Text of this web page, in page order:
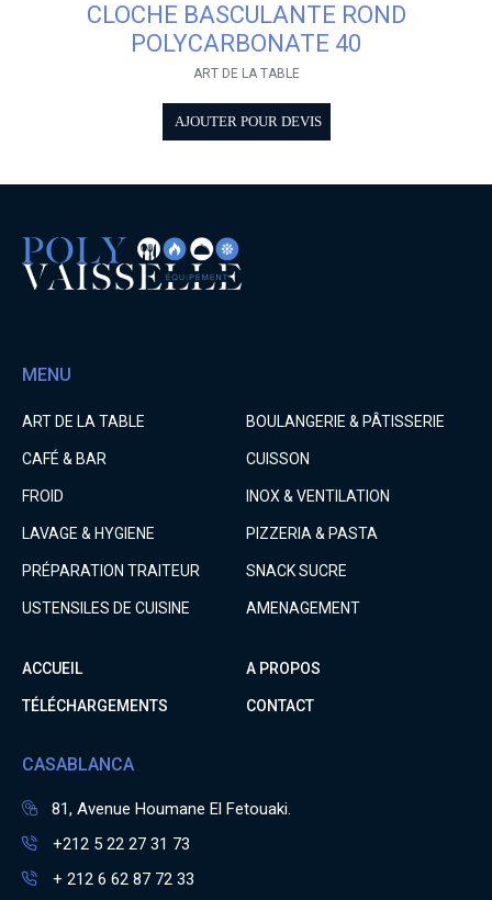
CLOCHE BASCULANTE ROND
POLYCARBONATE 40
ART DE LA TABLE
AJOUTER POUR DEVIS
MENU
ART DE LA TABLE BOULANGERIE & PÂTISSERIE
CAFÉ & BAR CUISSON
FROID INOX & VENTILATION
LAVAGE & HYGIENE PIZZERIA & PASTA
PRÉPARATION TRAITEUR SNACK SUCRE
USTENSILES DE CUISINE AMENAGEMENT
ACCUEIL A PROPOS
TÉLÉCHARGEMENTS CONTACT
CASABLANCA
81, Avenue Houmane El Fetouaki.
+212 5 22 27 31 73
+ 212 6 62 87 72 33